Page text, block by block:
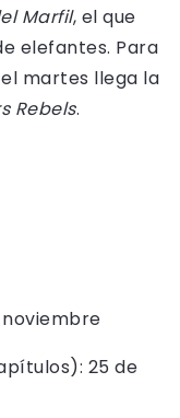
Marfil, el que
elefantes. Para
martes llega la
Rebels.
25 de